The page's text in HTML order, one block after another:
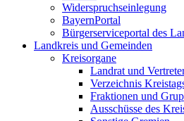
Widerspruchseinlegung
BayernPortal
Bürgerserviceportal des
Landkreis und Gemeinden
Kreisorgane
Landrat und
Verzeichnis
Fraktionen und
Ausschüsse des